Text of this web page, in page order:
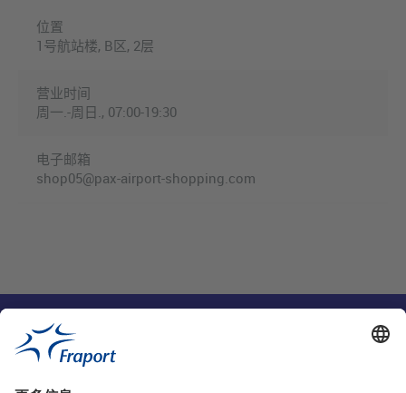
位置
1号航站楼, B区, 2层
营业时间
周一.-周日., 07:00-19:30
电子邮箱
shop05@pax-airport-shopping.com